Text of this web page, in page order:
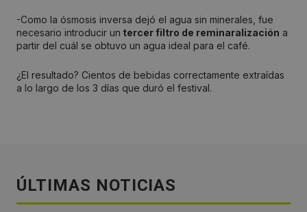
-Como la ósmosis inversa dejó el agua sin minerales, fue
necesario introducir un tercer filtro de reminaralización a
partir del cuál se obtuvo un agua ideal para el café.
¿El resultado? Cientos de bebidas correctamente extraídas
a lo largo de los 3 días que duró el festival.
ÚLTIMAS NOTICIAS